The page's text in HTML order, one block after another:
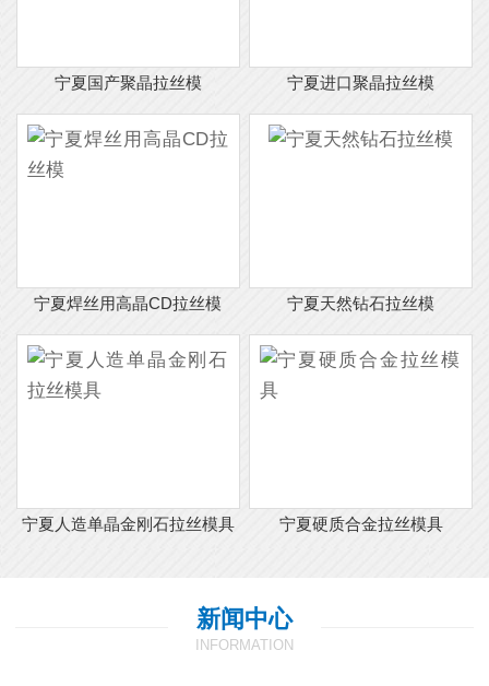
宁夏国产聚晶拉丝模 宁夏进口聚晶拉丝模
宁夏焊丝用高晶CD拉丝模 宁夏天然钻石拉丝模
宁夏人造单晶金刚石拉丝模具 宁夏硬质合金拉丝模具
新闻中心
INFORMATION